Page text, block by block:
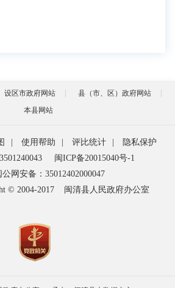
设区市政府网站
县（市、区）政府网站
本县网站
使用帮助 评比统计
隐私保护
闽ICP备20015040号-1
公网安备： 35012402000047
© 2004-2017
闽清县人民政府办公室